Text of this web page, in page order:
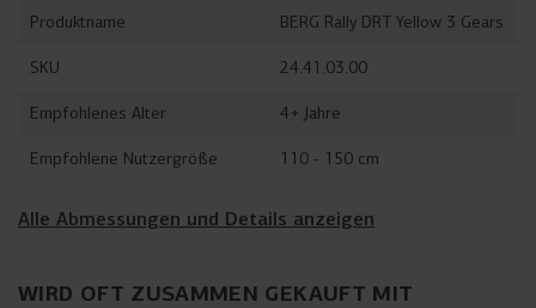
Produktname BERG Rally DRT Yellow 3 Gears
SKU 24.41.03.00
Empfohlenes Alter 4+ Jahre
Empfohlene Nutzergröße 110 - 150 cm
Alle Abmessungen und Details anzeigen
WIRD OFT ZUSAMMEN GEKAUFT MIT